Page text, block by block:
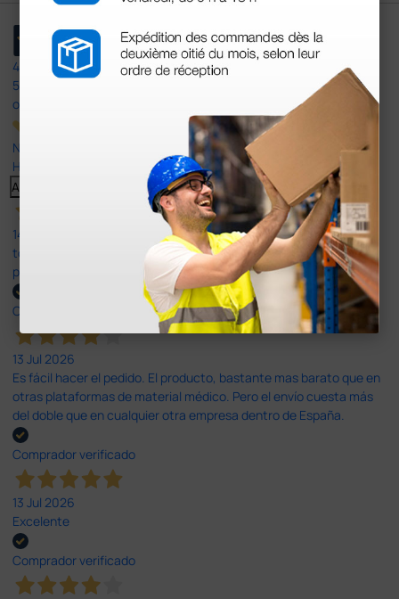
4,4
597
opiniones
Nuestras reseñas de 4 y 5 estrellas.
Haga clic aquí para leerlos todos >
Anterior
14 Jul 2026
todo correcto. podria señalar que un poco caro los portes y el
plazo de entrega se alarga.
Comprador verificado
13 Jul 2026
Es fácil hacer el pedido. El producto, bastante mas barato que en
otras plataformas de material médico. Pero el envío cuesta más
del doble que en cualquier otra empresa dentro de España.
Comprador verificado
13 Jul 2026
Excelente
Comprador verificado